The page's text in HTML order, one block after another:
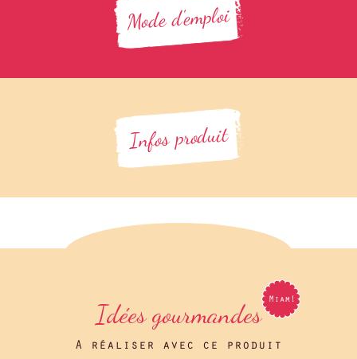
Infos produit
Mode d'emploi
Idées gourmandes
A réaliser avec ce produit